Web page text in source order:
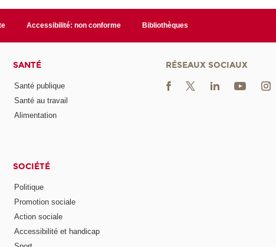
Accessibilité: non conforme Bibliothèques
SANTÉ
Santé publique
Santé au travail
Alimentation
SOCIÉTÉ
Politique
Promotion sociale
Action sociale
Accessibilité et handicap
RÉSEAUX SOCIAUX